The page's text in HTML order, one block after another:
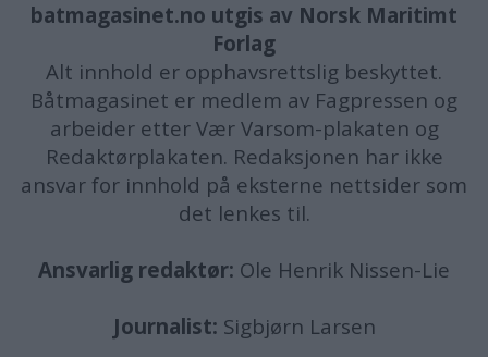
batmagasinet.no utgis av Norsk Maritimt
Forlag
Alt innhold er opphavsrettslig beskyttet.
Båtmagasinet er medlem av Fagpressen og
arbeider etter Vær Varsom-plakaten og
Redaktørplakaten. Redaksjonen har ikke
ansvar for innhold på eksterne nettsider som
det lenkes til.
Ansvarlig redaktør: Ole Henrik Nissen-Lie
Journalist: Sigbjørn Larsen